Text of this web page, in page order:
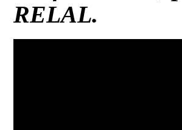
RELAL.